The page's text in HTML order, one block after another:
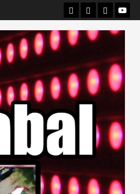
Departamental
NacionalesCanal